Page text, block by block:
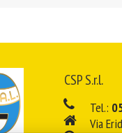
CSP S.r.l.
Tel.:
Via